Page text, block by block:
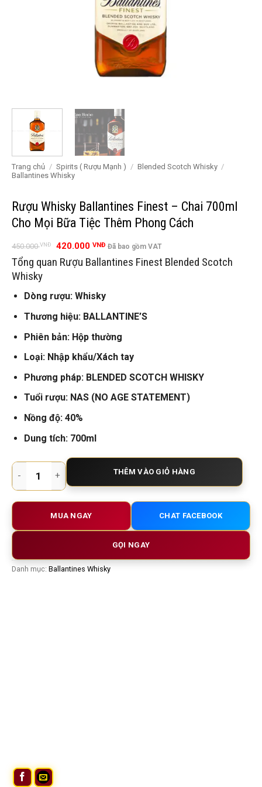
Trang chủ / Spirits ( Rượu Mạnh ) / Blended Scotch Whisky /
Ballantines Whisky
Rượu Whisky Ballantines Finest – Chai 700ml
Cho Mọi Bữa Tiệc Thêm Phong Cách
450.000VNĐ
Giá
là:
420.000 VNĐGiá
tại
Đã bao gồm VAT
Tổng quan Rượu Ballantines Finest Blended Scotch
Whisky
Dòng rượu: Whisky
Thương hiệu: BALLANTINE’S
Phiên bản: Hộp thường
Loại: Nhập khẩu/Xách tay
Phương pháp: BLENDED SCOTCH WHISKY
Tuổi rượu: NAS (NO AGE STATEMENT)
Nồng độ: 40%
Dung tích: 700ml
Rượu Whisky Ballantines Finest – Chai 700ml Cho Mọi Bữa
THÊM VÀO GIỎ HÀNG
MUA NGAY CHAT FACEBOOK
GỌI NGAY
Danh mục: Ballantines Whisky